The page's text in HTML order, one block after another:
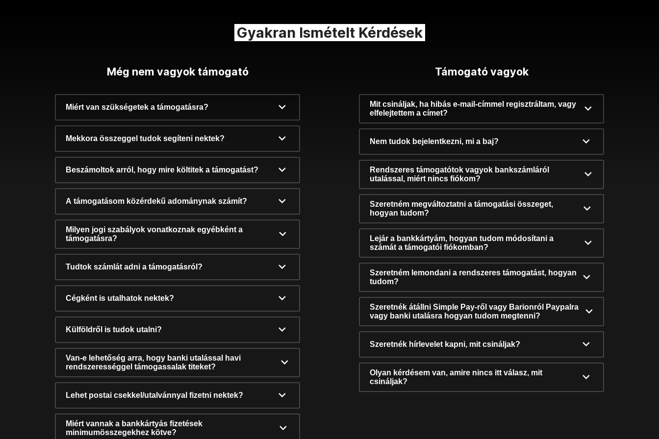
Gyakran Ismételt Kérdések
Még nem vagyok támogató
Miért van szükségetek a támogatásra?
Mekkora összeggel tudok segíteni nektek?
Beszámoltok arról, hogy mire költitek a támogatást?
A támogatásom közérdekű adománynak számít?
Milyen jogi szabályok vonatkoznak egyébként a
támogatásra?
Tudtok számlát adni a támogatásról?
Cégként is utalhatok nektek?
Külföldről is tudok utalni?
Van-e lehetőség arra, hogy banki utalással havi
rendszerességgel támogassalak titeket?
Lehet postai csekkel/utalvánnyal fizetni nektek?
Miért vannak a bankkártyás fizetések
minimumösszegekhez kötve?
Támogató vagyok
Mit csináljak, ha hibás e-mail-címmel regisztráltam, vagy
elfelejtettem a címet?
Nem tudok bejelentkezni, mi a baj?
Rendszeres támogatótok vagyok bankszámláról
utalással, miért nincs fiókom?
Szeretném megváltoztatni a támogatási összeget,
hogyan tudom?
Lejár a bankkártyám, hogyan tudom módosítani a
számát a támogatói fiókomban?
Szeretném lemondani a rendszeres támogatást, hogyan
tudom?
Szeretnék átállni Simple Pay-ről vagy Barionról Paypalra
vagy banki utalásra hogyan tudom megtenni?
Szeretnék hírlevelet kapni, mit csináljak?
Olyan kérdésem van, amire nincs itt válasz, mit
csináljak?